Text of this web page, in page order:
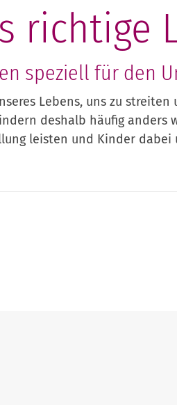
richtige
speziell für den
Lebens, uns zu
deshalb häufig anders
leisten und Kinder